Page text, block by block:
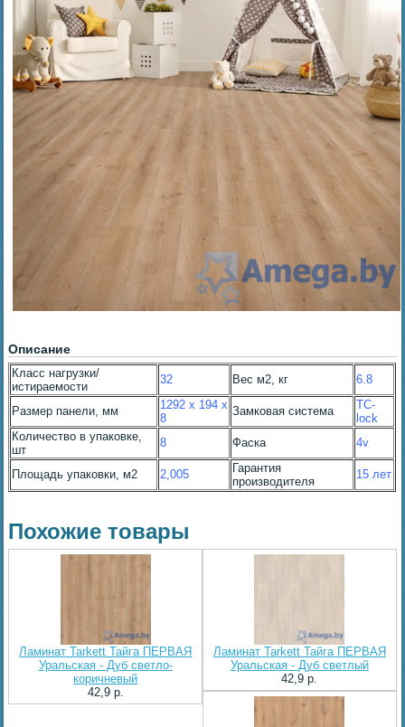
Описание
Класс нагрузки/
истираемости
32 Вес м2, кг 6.8
Размер панели, мм
1292 x 194 x
8
Замковая система
TC-
lock
Количество в упаковке,
шт
8 Фаска 4v
Площадь упаковки, м2 2,005
Гарантия
производителя
15 лет
Похожие товары
Ламинат Tarkett Тайга ПЕРВАЯ
Уральская - Дуб светло-
коричневый
42,9 p.
Ламинат Tarkett Тайга ПЕРВАЯ
Уральская - Дуб светлый
42,9 p.